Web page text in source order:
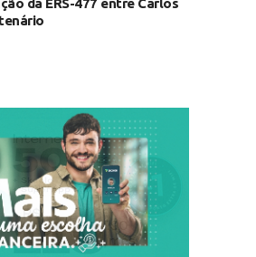
da ERS-477 entre Carlos